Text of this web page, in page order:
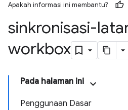
Apakah informasi ini membantu?
sinkronisasi-
workbox
Pada halaman ini
Penggunaan Dasar